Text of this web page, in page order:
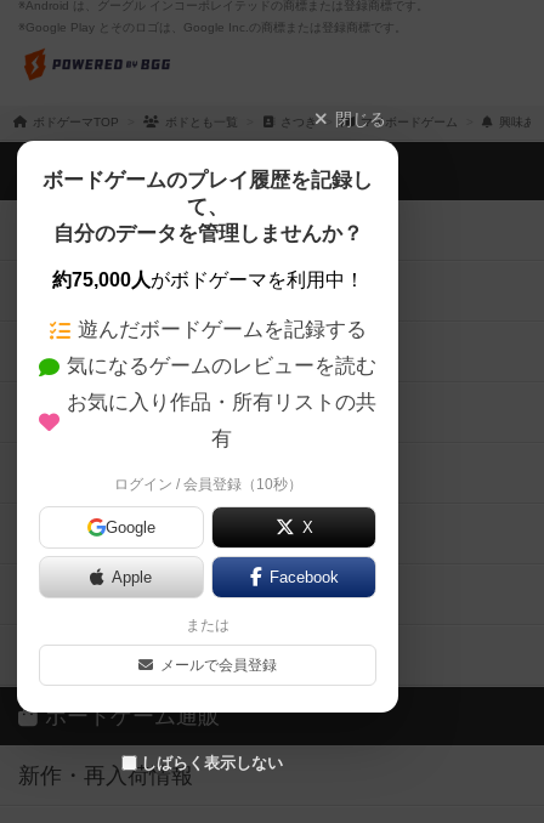
※Android は、グーグル インコーポレイテッドの商標または登録商標です。
※Google Play とそのロゴは、Google Inc.の商標または登録商標です。
ボドゲーマTOP ボドとも一覧 さつき マイボードゲーム 興味あ
閉じる
ボードゲームのプレイ履歴を記録し
て、
自分のデータを管理しませんか？
約75,000人がボドゲーマを利用中！
遊んだボードゲームを記録する
気になるゲームのレビューを読む
お気に入り作品・所有リストの共
有
ログイン / 会員登録（10秒）
Google X
Apple Facebook
または
メールで会員登録
しばらく表示しない
ボドゲーマTOP
ボードゲームを検索する
ボードゲームの新着レビュー
ボードゲーム会情報
メカニクス特集
掲示板・トピックス
ボドとも・会員一覧
ボードゲーム業界コラム
ボドゲーマご利用案内
ボードゲーム通販
新作・再入荷情報